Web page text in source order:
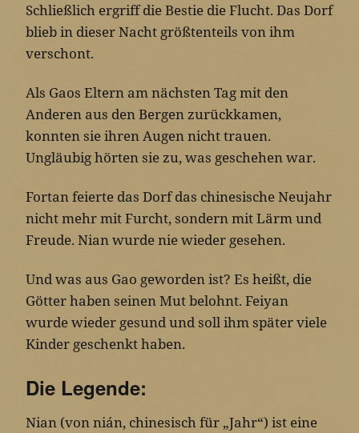
Schließlich ergriff die Bestie die Flucht. Das Dorf
blieb in dieser Nacht größtenteils von ihm
verschont.
Als Gaos Eltern am nächsten Tag mit den
Anderen aus den Bergen zurückkamen,
konnten sie ihren Augen nicht trauen.
Ungläubig hörten sie zu, was geschehen war.
Fortan feierte das Dorf das chinesische Neujahr
nicht mehr mit Furcht, sondern mit Lärm und
Freude. Nian wurde nie wieder gesehen.
Und was aus Gao geworden ist? Es heißt, die
Götter haben seinen Mut belohnt. Feiyan
wurde wieder gesund und soll ihm später viele
Kinder geschenkt haben.
Die Legende:
Nian (von nián, chinesisch für „Jahr“) ist eine